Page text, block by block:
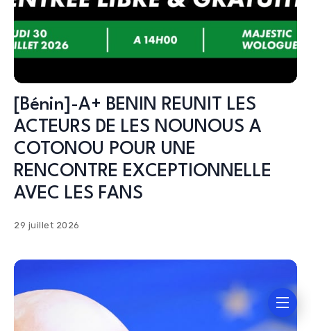
[Bénin]-A+ BENIN REUNIT LES
ACTEURS DE LES NOUNOUS A
COTONOU POUR UNE
RENCONTRE EXCEPTIONNELLE
AVEC LES FANS
29 juillet 2026